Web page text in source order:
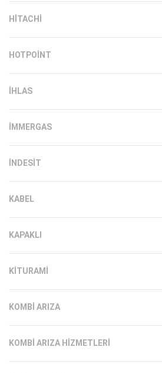
HITACHI
HOTPOINT
IHLAS
İMMERGAS
INDESIT
KABEL
KAPAKLI
KITURAMI
KOMBI ARIZA
KOMBI ARIZA HIZMETLERI